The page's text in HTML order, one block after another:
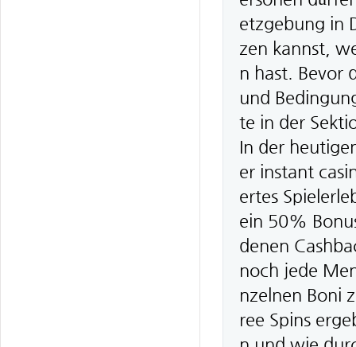
etzgebung in
zen kannst,
n hast. Bevor
und
te in der
In der
er instant
ertes
ein 50%
denen
noch jede
nzelnen Boni
ree Spins